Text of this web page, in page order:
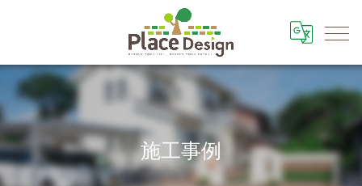
施工事例